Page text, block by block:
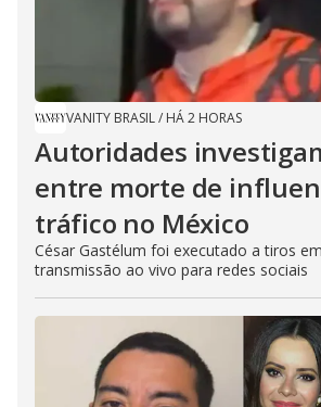
VANITY BRASIL/ HÁ 2 HORAS
Autoridades
entre morte de
tráfico no México
César Gastélum foi executado a tiros
transmissão ao vivo para redes sociais